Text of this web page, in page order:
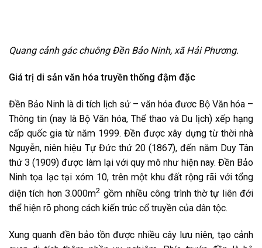
Quang cảnh gác chuông Đền Bảo Ninh, xã Hải Phương.
Giá trị di sản văn hóa truyền thống đậm đặc
Đền Bảo Ninh là di tích lịch sử – văn hóa đươc Bộ Văn hóa –
Thông tin (nay là Bộ Văn hóa, Thể thao và Du lịch) xếp hạng
cấp quốc gia từ năm 1999. Đền được xây dựng từ thời nhà
Nguyễn, niên hiệu Tự Đức thứ 20 (1867), đến năm Duy Tân
thứ 3 (1909) được làm lại với quy mô như hiện nay. Đền Bảo
Ninh tọa lạc tại xóm 10, trên một khu đất rộng rãi với tổng
diện tích hơn 3.000m2 gồm nhiều công trình thờ tự liên đới
thể hiện rõ phong cách kiến trúc cổ truyền của dân tộc.
Xung quanh đền bảo tồn được nhiều cây lưu niên, tạo cảnh